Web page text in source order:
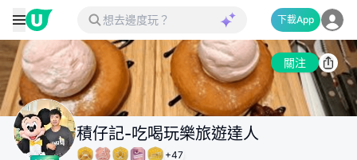
下載App
關注
積仔記-吃喝玩樂旅遊達人
+47